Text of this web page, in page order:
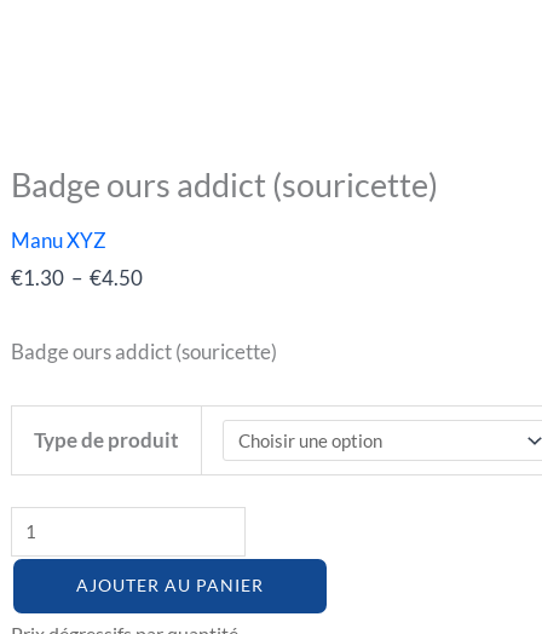
Badge ours addict (souricette)
Manu XYZ
€1.30 – €4.50
Plage
€4.50
Badge ours addict (souricette)
Type de produit
quantité
(souricette)
AJOUTER AU PANIER